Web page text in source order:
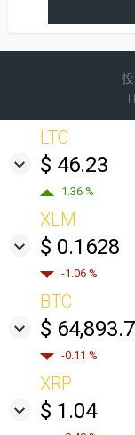
LTC
$ 46.23
1.36 %
XLM
$ 0.1628
-1.06 %
BTC
$ 64,893.7
-0.11 %
XRP
$ 1.04